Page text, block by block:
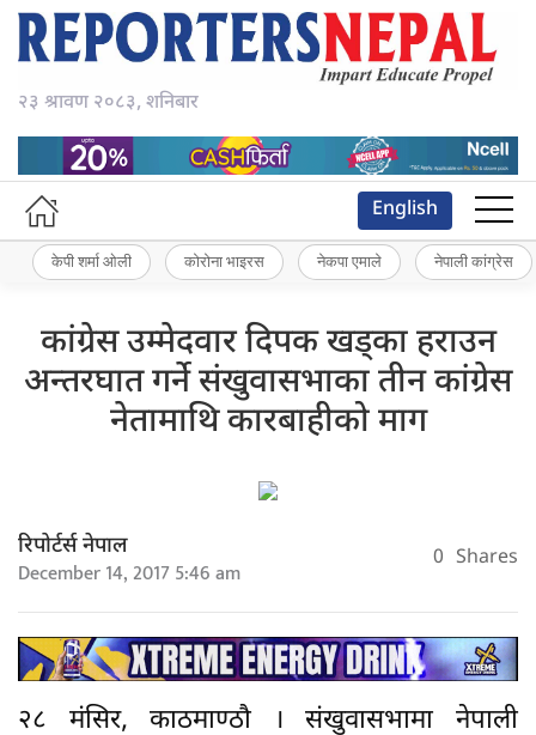
२३ श्रावण २०८३, शनिबार
English
केपी शर्मा ओली कोरोना भाइरस नेकपा एमाले नेपाली कांग्रेस
कांग्रेस उम्मेदवार दिपक खड्का हराउन
अन्तरघात गर्ने संखुवासभाका तीन कांग्रेस
नेतामाथि कारबाहीको माग
रिपोर्टर्स नेपाल
December 14, 2017 5:46 am 0 Shares
२८ मंसिर, काठमाण्ठौ । संखुवासभामा नेपाली